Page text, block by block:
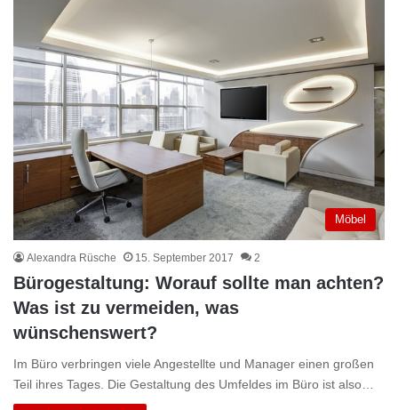
Möbel
Alexandra Rüsche 15. September 2017 2
Bürogestaltung: Worauf sollte man achten?
Was ist zu vermeiden, was
wünschenswert?
Im Büro verbringen viele Angestellte und Manager einen großen
Teil ihres Tages. Die Gestaltung des Umfeldes im Büro ist also…